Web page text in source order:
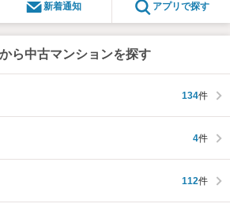
新着通知 アプリで探す
ら中古マンションを探す
134件
4件
112件